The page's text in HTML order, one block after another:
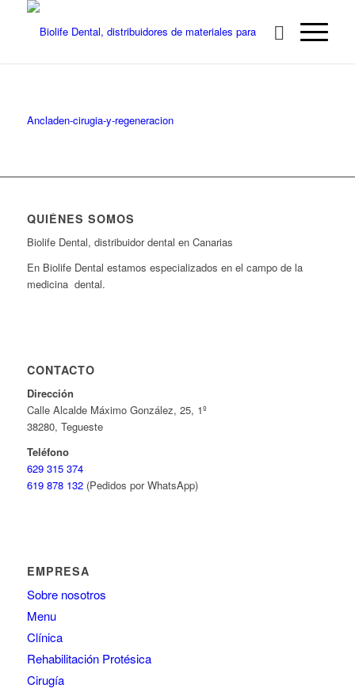
Ancladen-cirugia-y-regeneracion
QUIÉNES SOMOS
Biolife Dental, distribuidor dental en Canarias
En Biolife Dental estamos especializados en el campo de la
medicina dental.
CONTACTO
Dirección
Calle Alcalde Máximo González, 25, 1º
38280, Tegueste
Teléfono
629 315 374
619 878 132(Pedidos por WhatsApp)
EMPRESA
Sobre nosotros
Menu
Clínica
Rehabilitación Protésica
Cirugía